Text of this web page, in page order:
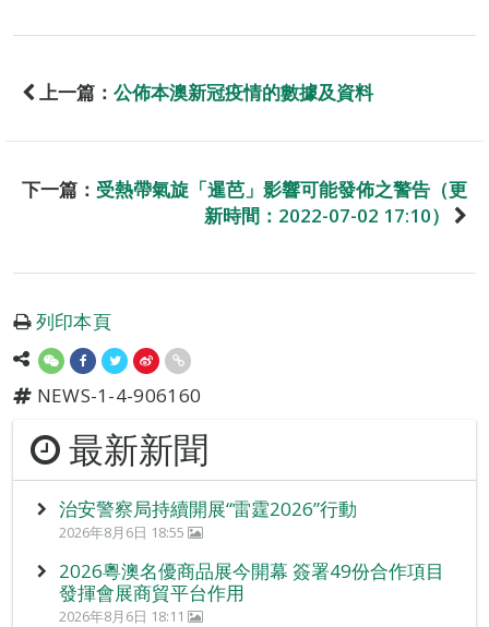
上一篇： 公佈本澳新冠疫情的數據及資料
下一篇： 受熱帶氣旋「暹芭」影響可能發佈之警告（更
新時間：2022-07-02 17:10）
列印本頁
NEWS-1-4-906160
最新新聞
治安警察局持續開展“雷霆2026”行動
2026年8月6日 18:55
2026粵澳名優商品展今開幕 簽署49份合作項目
發揮會展商貿平台作用
2026年8月6日 18:11